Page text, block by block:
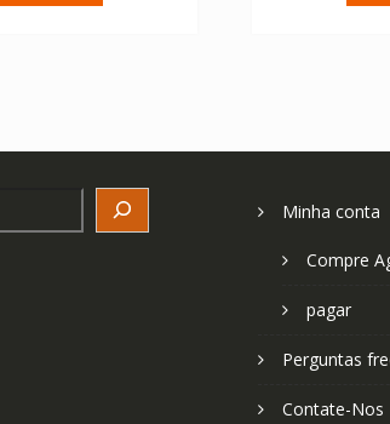
Minha conta
Compre
pagar
Perguntas
Contate-Nos